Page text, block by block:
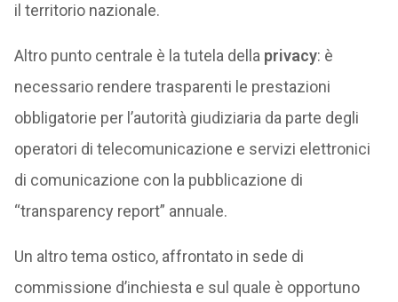
il territorio nazionale.
Altro punto centrale è la tutela della privacy: è
necessario rendere trasparenti le prestazioni
obbligatorie per l’autorità giudiziaria da parte degli
operatori di telecomunicazione e servizi elettronici
di comunicazione con la pubblicazione di
“transparency report” annuale.
Un altro tema ostico, affrontato in sede di
commissione d’inchiesta e sul quale è opportuno